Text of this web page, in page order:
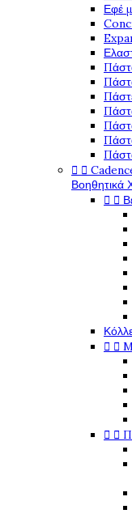
Εφέ
 
Βοηθητικά
 
 
 